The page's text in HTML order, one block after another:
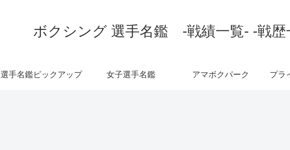
ボクシング 選手名鑑 -戦績一覧- -戦歴
選手名鑑ピックアップ 女子選手名鑑 アマボクパーク プラ